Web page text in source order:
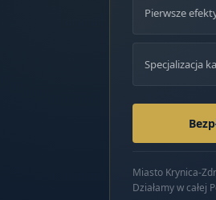
Pierwsze
Specjalizacja
Miasto Krynica-
Działamy w całej